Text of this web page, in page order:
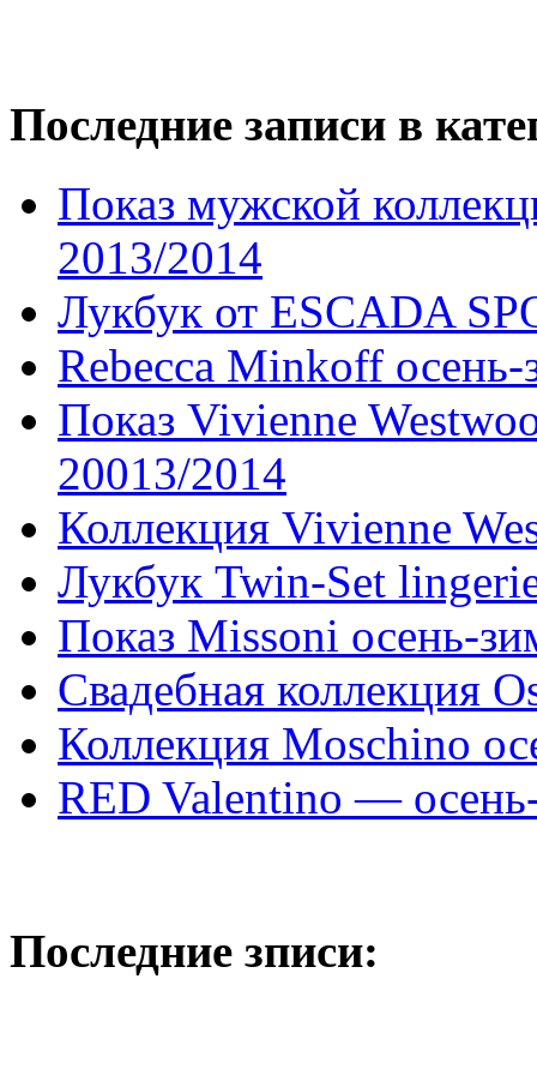
Последние записи в
Показ мужской
2013/2014
Лукбук от ESCADA
Rebecca Minkoff
Показ Vivienne
20013/2014
Коллекция Vivienne
Лукбук Twin-Set
Показ Missoni осень-
Свадебная коллекция
Коллекция Moschino
RED Valentino —
Последние зписи: